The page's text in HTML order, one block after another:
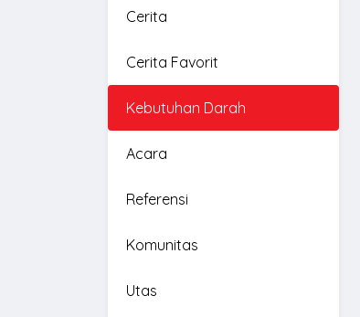
Cerita
Cerita Favorit
Kebutuhan Darah
Acara
Referensi
Komunitas
Utas